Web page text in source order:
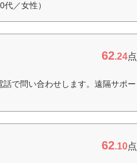
／女性）
62.24点
で問い合わせします。遠隔サポー
62.10点